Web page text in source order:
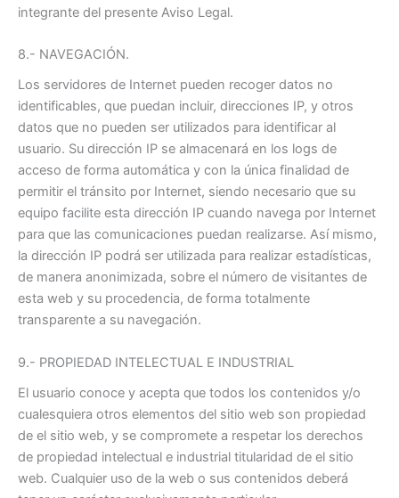
integrante del presente Aviso Legal.
8.- NAVEGACIÓN.
Los servidores de Internet pueden recoger datos no
identificables, que puedan incluir, direcciones IP, y otros
datos que no pueden ser utilizados para identificar al
usuario. Su dirección IP se almacenará en los logs de
acceso de forma automática y con la única finalidad de
permitir el tránsito por Internet, siendo necesario que su
equipo facilite esta dirección IP cuando navega por Internet
para que las comunicaciones puedan realizarse. Así mismo,
la dirección IP podrá ser utilizada para realizar estadísticas,
de manera anonimizada, sobre el número de visitantes de
esta web y su procedencia, de forma totalmente
transparente a su navegación.
9.- PROPIEDAD INTELECTUAL E INDUSTRIAL
El usuario conoce y acepta que todos los contenidos y/o
cualesquiera otros elementos del sitio web son propiedad
de el sitio web, y se compromete a respetar los derechos
de propiedad intelectual e industrial titularidad de el sitio
web. Cualquier uso de la web o sus contenidos deberá